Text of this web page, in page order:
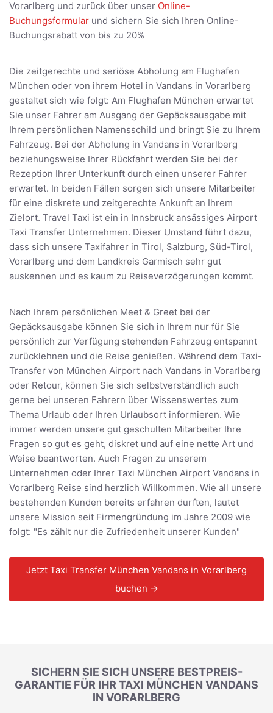
Vorarlberg und zurück über unser Online-
Buchungsformular und sichern Sie sich Ihren Online-
Buchungsrabatt von bis zu 20%
Die zeitgerechte und seriöse Abholung am Flughafen
München oder von ihrem Hotel in Vandans in Vorarlberg
gestaltet sich wie folgt: Am Flughafen München erwartet
Sie unser Fahrer am Ausgang der Gepäcksausgabe mit
Ihrem persönlichen Namensschild und bringt Sie zu Ihrem
Fahrzeug. Bei der Abholung in Vandans in Vorarlberg
beziehungsweise Ihrer Rückfahrt werden Sie bei der
Rezeption Ihrer Unterkunft durch einen unserer Fahrer
erwartet. In beiden Fällen sorgen sich unsere Mitarbeiter
für eine diskrete und zeitgerechte Ankunft an Ihrem
Zielort. Travel Taxi ist ein in Innsbruck ansässiges Airport
Taxi Transfer Unternehmen. Dieser Umstand führt dazu,
dass sich unsere Taxifahrer in Tirol, Salzburg, Süd-Tirol,
Vorarlberg und dem Landkreis Garmisch sehr gut
auskennen und es kaum zu Reiseverzögerungen kommt.
Nach Ihrem persönlichen Meet & Greet bei der
Gepäcksausgabe können Sie sich in Ihrem nur für Sie
persönlich zur Verfügung stehenden Fahrzeug entspannt
zurücklehnen und die Reise genießen. Während dem Taxi-
Transfer von München Airport nach Vandans in Vorarlberg
oder Retour, können Sie sich selbstverständlich auch
gerne bei unseren Fahrern über Wissenswertes zum
Thema Urlaub oder Ihren Urlaubsort informieren. Wie
immer werden unsere gut geschulten Mitarbeiter Ihre
Fragen so gut es geht, diskret und auf eine nette Art und
Weise beantworten. Auch Fragen zu unserem
Unternehmen oder Ihrer Taxi München Airport Vandans in
Vorarlberg Reise sind herzlich Willkommen. Wie all unsere
bestehenden Kunden bereits erfahren durften, lautet
unsere Mission seit Firmengründung im Jahre 2009 wie
folgt: "Es zählt nur die Zufriedenheit unserer Kunden"
Jetzt Taxi Transfer München Vandans in Vorarlberg
buchen →
SICHERN SIE SICH UNSERE BESTPREIS-
GARANTIE FÜR IHR TAXI MÜNCHEN VANDANS
IN VORARLBERG